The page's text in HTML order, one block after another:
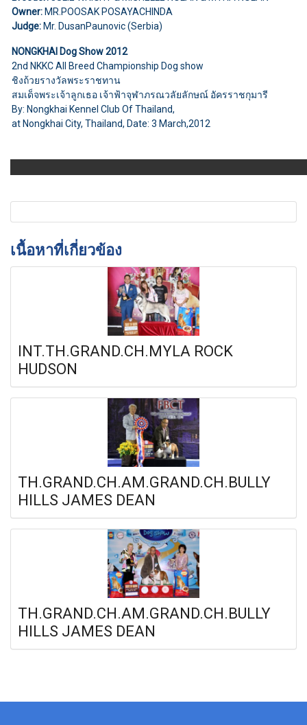
Owner:MR.POOSAK POSAYACHINDA
Judge:Mr. DusanPaunovic (Serbia)
NONGKHAI Dog Show 2012
2nd NKKC All Breed Championship Dog show
ชิงถ้วยรางวัลพระราชทาน
สมเด็จพระเจ้าลูกเธอ เจ้าฟ้าจุฬาภรณวลัยลักษณ์ อัครราชกุมารี
By: Nongkhai Kennel Club Of Thailand,
at Nongkhai City, Thailand, Date: 3 March,2012
เนื้อหาที่เกี่ยวข้อง
INT.TH.GRAND.CH.MYLA ROCK
HUDSON
TH.GRAND.CH.AM.GRAND.CH.BULLY
HILLS JAMES DEAN
TH.GRAND.CH.AM.GRAND.CH.BULLY
HILLS JAMES DEAN